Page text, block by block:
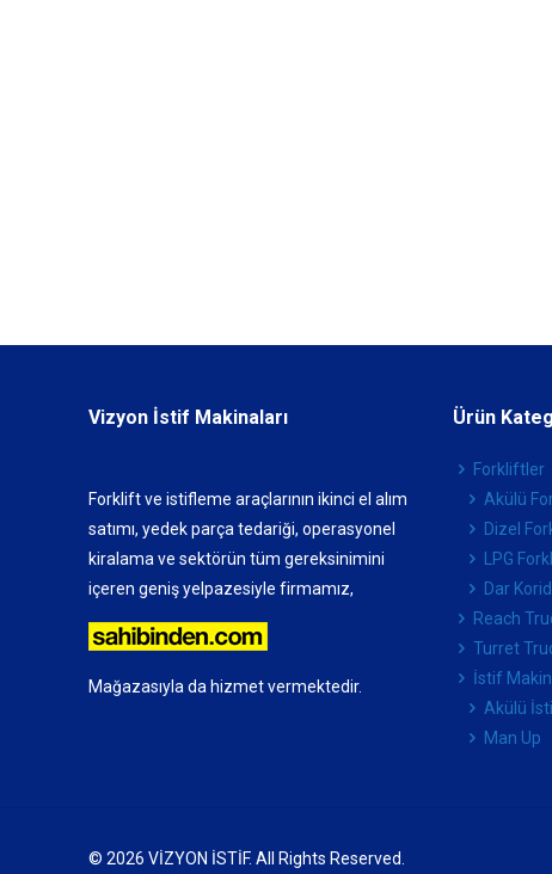
Vizyon İstif Makinaları
Forklift ve istifleme araçlarının ikinci el alım
satımı, yedek parça tedariği, operasyonel
kiralama ve sektörün tüm gereksinimini
içeren geniş yelpazesiyle firmamız,
Mağazasıyla da hizmet vermektedir.
Ürün
Forkliftler
Akülü
Dizel
LPG
Dar
Reach
Turret
İstif
Akülü
Man Up
© 2026 VİZYON İSTİF. All Rights Reserved.